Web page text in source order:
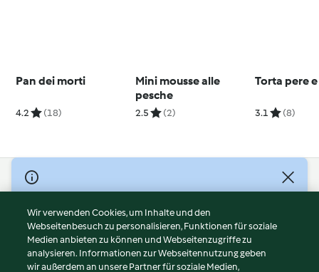
Pan dei morti
4.2 (18)
Mini mousse alle
pesche
2.5 (2)
Torta pere
3.1 (8)
© Copyright 2026
Nutzungsbedingungen
Datenschutzrichtlinien
Disclaimer
Impressum
Wir verwenden Cookies, um Inhalte und den
Webseitenbesuch zu personalisieren, Funktionen für soziale
Medien anbieten zu können und Webseitenzugriffe zu
analysieren. Informationen zur Webseitennutzung geben
wir außerdem an unsere Partner für soziale Medien,